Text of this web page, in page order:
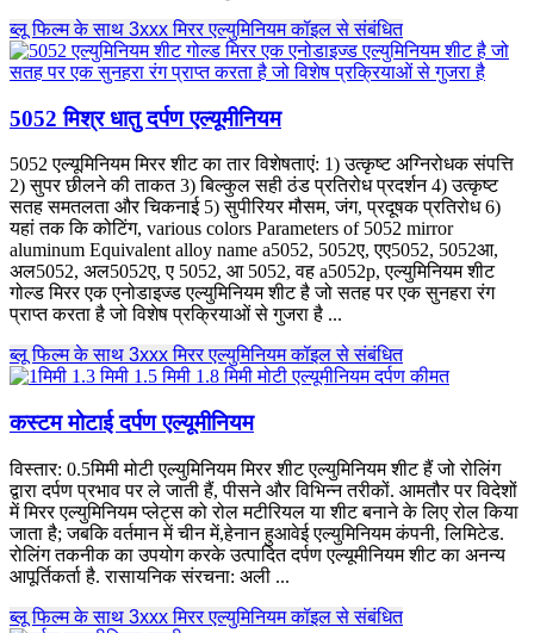
ब्लू फिल्म के साथ 3xxx मिरर एल्युमिनियम कॉइल से संबंधित
5052 मिश्र धातु दर्पण एल्यूमीनियम
5052 एल्यूमिनियम मिरर शीट का तार विशेषताएं: 1) उत्कृष्ट अग्निरोधक संपत्ति
2) सुपर छीलने की ताकत 3) बिल्कुल सही ठंड प्रतिरोध प्रदर्शन 4) उत्कृष्ट
सतह समतलता और चिकनाई 5) सुपीरियर मौसम, जंग, प्रदूषक प्रतिरोध 6)
यहां तक ​​कि कोटिंग, various colors Parameters of5052 mirror
aluminum Equivalent alloy name a5052, 5052ए, एए5052, 5052आ,
अल5052, अल5052ए, ए 5052, आ 5052, वह a5052p, एल्युमिनियम शीट
गोल्ड मिरर एक एनोडाइज्ड एल्युमिनियम शीट है जो सतह पर एक सुनहरा रंग
प्राप्त करता है जो विशेष प्रक्रियाओं से गुजरा है ...
ब्लू फिल्म के साथ 3xxx मिरर एल्युमिनियम कॉइल से संबंधित
कस्टम मोटाई दर्पण एल्यूमीनियम
विस्तार: 0.5मिमी मोटी एल्युमिनियम मिरर शीट एल्युमिनियम शीट हैं जो रोलिंग
द्वारा दर्पण प्रभाव पर ले जाती हैं, पीसने और विभिन्न तरीकों. आमतौर पर विदेशों
में मिरर एल्युमिनियम प्लेट्स को रोल मटीरियल या शीट बनाने के लिए रोल किया
जाता है; जबकि वर्तमान में चीन में,हेनान हुआवेई एल्युमिनियम कंपनी, लिमिटेड.
रोलिंग तकनीक का उपयोग करके उत्पादित दर्पण एल्यूमीनियम शीट का अनन्य
आपूर्तिकर्ता है. रासायनिक संरचना: अली ...
ब्लू फिल्म के साथ 3xxx मिरर एल्युमिनियम कॉइल से संबंधित